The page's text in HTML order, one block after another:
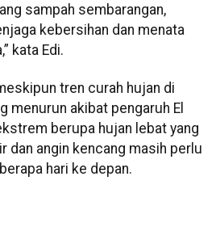
sampah sembarangan,
kebersihan dan menata
kata Edi.
tren curah hujan di
menurun akibat pengaruh El
berupa hujan lebat yang
dan angin kencang masih perlu
hari ke depan.